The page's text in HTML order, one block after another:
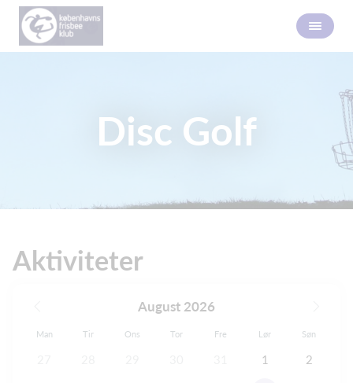
Disc Golf
Aktiviteter
August 2026
Man Tir Ons Tor Fre Lør Søn
1 2